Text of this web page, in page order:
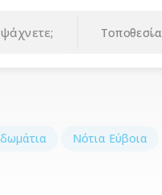
Τοποθεσία
Νότια Εύβοια